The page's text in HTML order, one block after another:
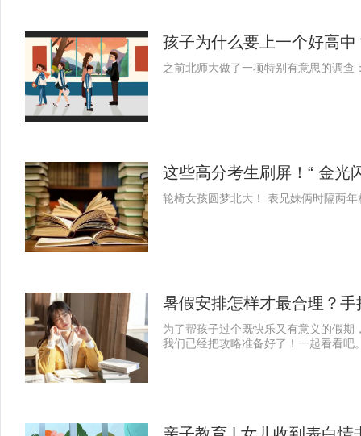
孩子为什么要上一个好高
之前北师大做了一项特别有意思的调
这些高分考生刷屏！“ 金光
轮椅女孩圆梦北大！ 表兄妹俩时隔两
暑假安排怎样才最合理？
为了帮孩子过个既快乐又有意义的假
我们已经把攻略准备好了！一起看看吧